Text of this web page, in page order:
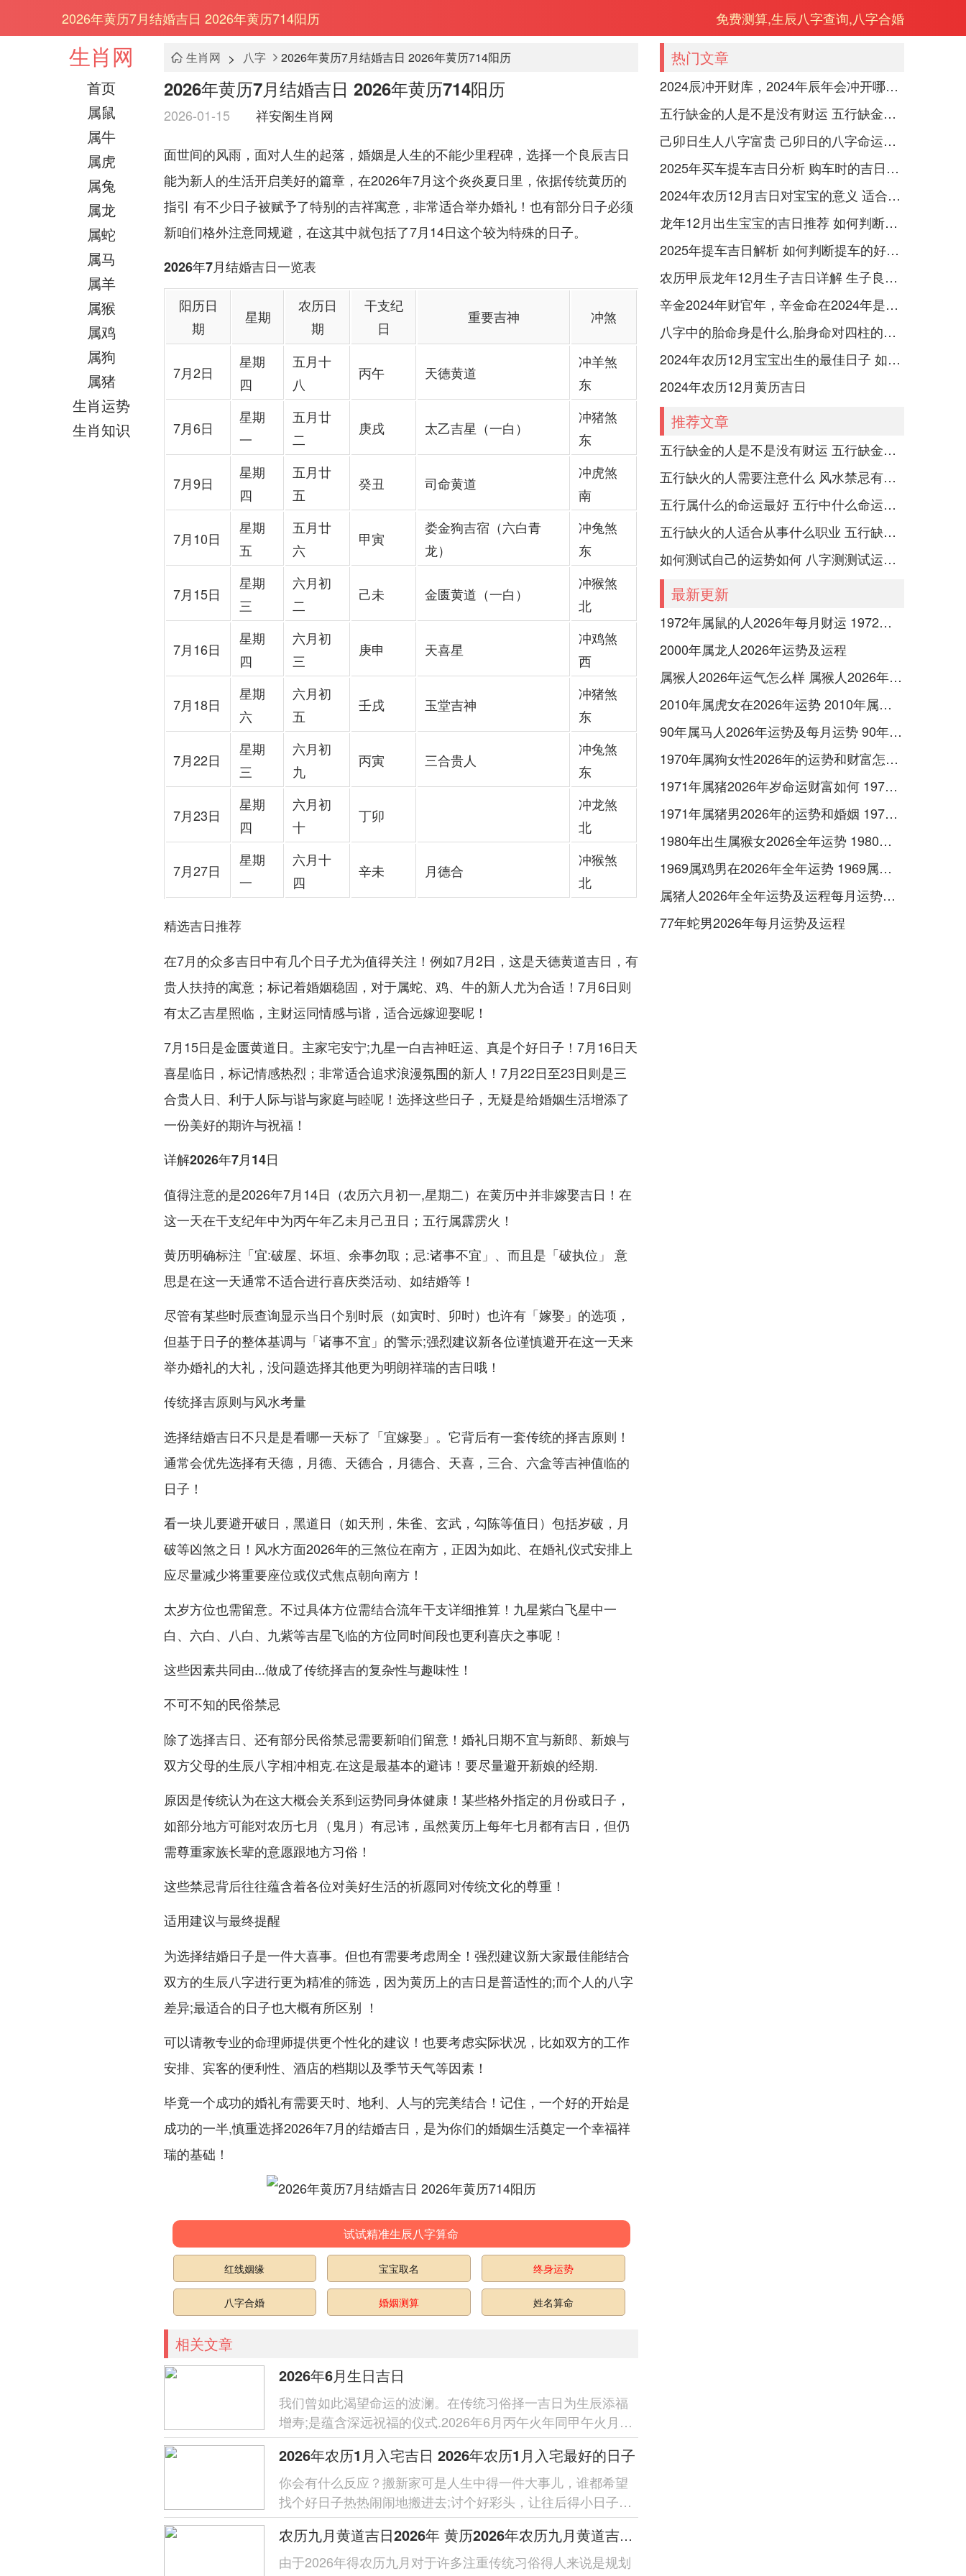
2026年黄历7月结婚吉日 2026年黄历714阳历 免费测算,生辰八字查询,八字合婚
生肖网
首页
属鼠
属牛
属虎
属兔
属龙
属蛇
属马
属羊
属猴
属鸡
属狗
属猪
生肖运势
生肖知识
生肖网 > 八字 2026年黄历7月结婚吉日 2026年黄历714阳历
2026年黄历7月结婚吉日 2026年黄历714阳历
2026-01-15 祥安阁生肖网
面世间的风雨，面对人生的起落，婚姻是人生的不能少里程碑，选择一个良辰吉日
能为新人的生活开启美好的篇章，在2026年7月这个炎炎夏日里，依据传统黄历的
指引 有不少日子被赋予了特别的吉祥寓意，非常适合举办婚礼！也有部分日子必须
新咱们格外注意同规避，在这其中就包括了7月14日这个较为特殊的日子。
2026年7月结婚吉日一览表
阳历日
期
星期
农历日
期
干支纪
日
重要吉神 冲煞
7月2日
星期
四
五月十
八
丙午 天德黄道
冲羊煞
东
7月6日
星期
一
五月廿
二
庚戌 太乙吉星（一白）
冲猪煞
东
7月9日
星期
四
五月廿
五
癸丑 司命黄道
冲虎煞
南
7月10日
星期
五
五月廿
六
甲寅
娄金狗吉宿（六白青
龙）
冲兔煞
东
7月15日
星期
三
六月初
二
己未 金匮黄道（一白）
冲猴煞
北
7月16日
星期
四
六月初
三
庚申 天喜星
冲鸡煞
西
7月18日
星期
六
六月初
五
壬戌 玉堂吉神
冲猪煞
东
7月22日
星期
三
六月初
九
丙寅 三合贵人
冲兔煞
东
7月23日
星期
四
六月初
十
丁卯
冲龙煞
北
7月27日
星期
一
六月十
四
辛未 月德合
冲猴煞
北
精选吉日推荐
在7月的众多吉日中有几个日子尤为值得关注！例如7月2日，这是天德黄道吉日，有
贵人扶持的寓意；标记着婚姻稳固，对于属蛇、鸡、牛的新人尤为合适！7月6日则
有太乙吉星照临，主财运同情感与谐，适合远嫁迎娶呢！
7月15日是金匮黄道日。主家宅安宁;九星一白吉神旺运、真是个好日子！7月16日天
喜星临日，标记情感热烈；非常适合追求浪漫氛围的新人！7月22日至23日则是三
合贵人日、利于人际与谐与家庭与睦呢！选择这些日子，无疑是给婚姻生活增添了
一份美好的期许与祝福！
详解2026年7月14日
值得注意的是2026年7月14日（农历六月初一,星期二）在黄历中并非嫁娶吉日！在
这一天在干支纪年中为丙午年乙未月己丑日；五行属霹雳火！
黄历明确标注「宜:破屋、坏垣、余事勿取；忌:诸事不宜」、而且是「破执位」 意
思是在这一天通常不适合进行喜庆类活动、如结婚等！
尽管有某些时辰查询显示当日个别时辰（如寅时、卯时）也许有「嫁娶」的选项，
但基于日子的整体基调与「诸事不宜」的警示;强烈建议新各位谨慎避开在这一天来
举办婚礼的大礼，没问题选择其他更为明朗祥瑞的吉日哦！
传统择吉原则与风水考量
选择结婚吉日不只是是看哪一天标了「宜嫁娶」。它背后有一套传统的择吉原则！
通常会优先选择有天德，月德、天德合，月德合、天喜，三合、六盒等吉神值临的
日子！
看一块儿要避开破日，黑道日（如天刑，朱雀、玄武，勾陈等值日）包括岁破，月
破等凶煞之日！风水方面2026年的三煞位在南方，正因为如此、在婚礼仪式安排上
应尽量减少将重要座位或仪式焦点朝向南方！
太岁方位也需留意。不过具体方位需结合流年干支详细推算！九星紫白飞星中一
白、六白、八白、九紫等吉星飞临的方位同时间段也更利喜庆之事呢！
这些因素共同由...做成了传统择吉的复杂性与趣味性！
不可不知的民俗禁忌
除了选择吉日、还有部分民俗禁忌需要新咱们留意！婚礼日期不宜与新郎、新娘与
双方父母的生辰八字相冲相克.在这是最基本的避讳！要尽量避开新娘的经期.
原因是传统认为在这大概会关系到运势同身体健康！某些格外指定的月份或日子，
如部分地方可能对农历七月（鬼月）有忌讳，虽然黄历上每年七月都有吉日，但仍
需尊重家族长辈的意愿跟地方习俗！
这些禁忌背后往往蕴含着各位对美好生活的祈愿同对传统文化的尊重！
适用建议与最终提醒
为选择结婚日子是一件大喜事。但也有需要考虑周全！强烈建议新大家最佳能结合
双方的生辰八字进行更为精准的筛选，因为黄历上的吉日是普适性的;而个人的八字
差异;最适合的日子也大概有所区别 ！
可以请教专业的命理师提供更个性化的建议！也要考虑实际状况，比如双方的工作
安排、宾客的便利性、酒店的档期以及季节天气等因素！
毕竟一个成功的婚礼有需要天时、地利、人与的完美结合！记住，一个好的开始是
成功的一半,慎重选择2026年7月的结婚吉日，是为你们的婚姻生活奠定一个幸福祥
瑞的基础！
试试精准生辰八字算命
红线姻缘 宝宝取名 终身运势
八字合婚 婚姻测算 姓名算命
相关文章
2026年6月生日吉日
我们曾如此渴望命运的波澜。在传统习俗择一吉日为生辰添福
增寿;是蕴含深远祝福的仪式.2026年6月丙午火年同甲午火月相
交，火势炎上蕴含着蓬勃...
2026年农历1月入宅吉日 2026年农历1月入宅最好的日子
你会有什么反应？搬新家可是人生中得一件大事儿，谁都希望
找个好日子热热闹闹地搬进去;讨个好彩头，让往后得小日子顺
风顺水、红红火火，咱们我国人...
农历九月黄道吉日2026年 黄历2026年农历九月黄道吉日查询
由于2026年得农历九月对于许多注重传统习俗得人来说是规划
热门文章
2024辰冲开财库，2024年辰年会冲开哪些人的财库
五行缺金的人是不是没有财运 五行缺金的人命运好不好
己卯日生人八字富贵 己卯日的八字命运如何
2025年买车提车吉日分析 购车时的吉日与禁忌
2024年农历12月吉日对宝宝的意义 适合龙年宝宝出生的日子有哪些
龙年12月出生宝宝的吉日推荐 如何判断吉日是否适合宝宝
2025年提车吉日解析 如何判断提车的好日子
农历甲辰龙年12月生子吉日详解 生子良辰的影响因素
辛金2024年财官年，辛金命在2024年是财官年还是财印年
八字中的胎命身是什么,胎身命对四柱的影响
2024年农历12月宝宝出生的最佳日子 如何挑选适合的吉日
2024年农历12月黄历吉日
推荐文章
五行缺金的人是不是没有财运 五行缺金的人命运好不好
五行缺火的人需要注意什么 风水禁忌有哪些
五行属什么的命运最好 五行中什么命运势旺盛
五行缺火的人适合从事什么职业 五行缺火的人适合从事的职业有哪些
如何测试自己的运势如何 八字测测试运运程
最新更新
1972年属鼠的人2026年每月财运 1972年属鼠的是什么命五行属什么
2000年属龙人2026年运势及运程
属猴人2026年运气怎么样 属猴人2026年运气好吗
2010年属虎女在2026年运势 2010年属虎女2026年如何化解
90年属马人2026年运势及每月运势 90年属马人2026属马今年有一难
1970年属狗女性2026年的运势和财富怎样呢 1970年属狗女2026年运势及运程
1971年属猪2026年岁命运财富如何 1971年属猪2026年运势及运程
1971年属猪男2026年的运势和婚姻 1971年属猪男2026年的运势及运程
1980年出生属猴女2026全年运势 1980年出生属五行属木还是土
1969属鸡男在2026年全年运势 1969属鸡男在2026命运如何
属猪人2026年全年运势及运程每月运势如何 属猪人2026年运势如何
77年蛇男2026年每月运势及运程